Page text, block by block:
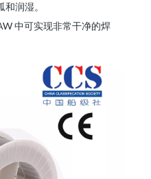
润湿。
中可实现非常干净的焊